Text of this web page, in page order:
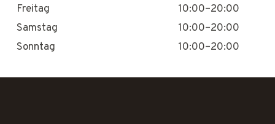
Freitag
10:00–20:00
Samstag
10:00–20:00
Sonntag
10:00–20:00